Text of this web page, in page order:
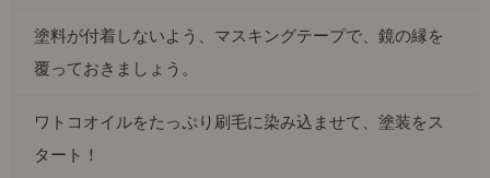
塗料が付着しないよう、マスキングテープで、鏡の縁を
覆っておきましょう。
ワトコオイルをたっぷり刷毛に染み込ませて、塗装をス
タート！